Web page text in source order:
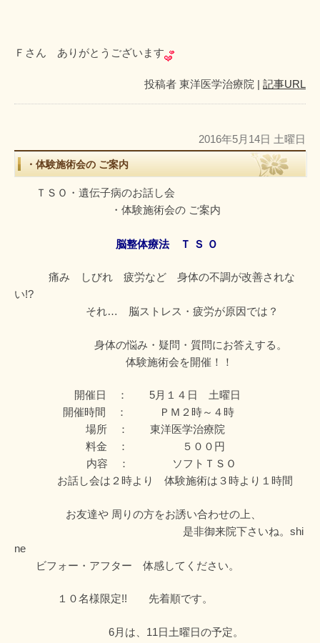
Ｆさん ありがとうございます
投稿者 東洋医学治療院 | 記事URL
2016年5月14日 土曜日
・体験施術会の ご案内
ＴＳＯ・遺伝子病のお話し会
・体験施術会の ご案内
脳整体療法 Ｔ Ｓ Ｏ
痛み しびれ 疲労など 身体の不調が改善されな
い!?
それ… 脳ストレス・疲労が原因では？
身体の悩み・疑問・質問にお答えする。
体験施術会を開催！！
開催日 ： 5月１４日 土曜日
開催時間 ： ＰＭ２時～４時
場所 ： 東洋医学治療院
料金 ： ５００円
内容 ： ソフトＴＳＯ
お話し会は２時より 体験施術は３時より１時間
お友達や 周りの方をお誘い合わせの上、
是非御来院下さいね。shi
ne
ビフォー・アフター 体感してください。
１０名様限定!! 先着順です。
6月は、11日土曜日の予定。